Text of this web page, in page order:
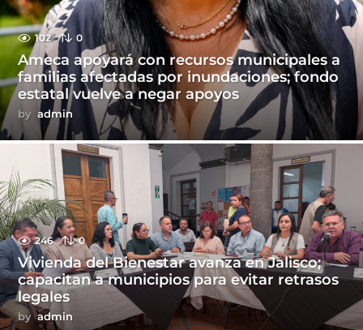
102 0
Ameca apoyará con recursos municipales a
familias afectadas por inundaciones; fondo
estatal vuelve a negar apoyos
by admin
246 0
Vivienda del Bienestar avanza en Jalisco;
capacitan a municipios para evitar retrasos
legales
by admin